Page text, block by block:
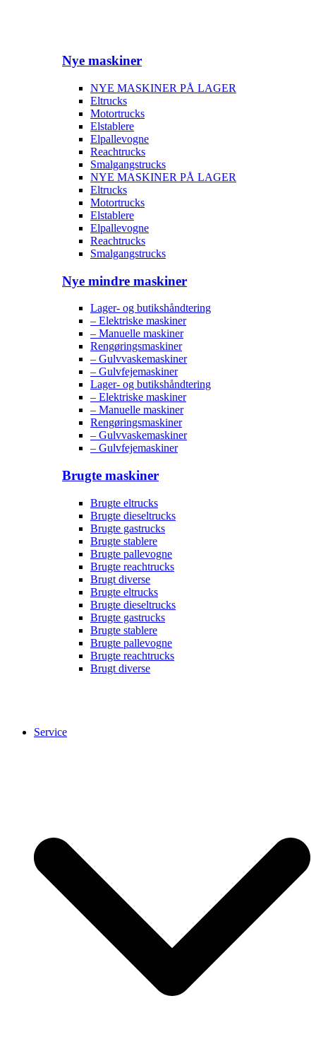
Nye maskiner
NYE MASKINER PÅ LAGER
Eltrucks
Motortrucks
Elstablere
Elpallevogne
Reachtrucks
Smalgangstrucks
NYE MASKINER PÅ LAGER
Eltrucks
Motortrucks
Elstablere
Elpallevogne
Reachtrucks
Smalgangstrucks
Nye mindre maskiner
Lager- og butikshåndtering
– Elektriske maskiner
– Manuelle maskiner
Rengøringsmaskiner
– Gulvvaskemaskiner
– Gulvfejemaskiner
Lager- og butikshåndtering
– Elektriske maskiner
– Manuelle maskiner
Rengøringsmaskiner
– Gulvvaskemaskiner
– Gulvfejemaskiner
Brugte maskiner
Brugte eltrucks
Brugte dieseltrucks
Brugte gastrucks
Brugte stablere
Brugte pallevogne
Brugte reachtrucks
Brugt diverse
Brugte eltrucks
Brugte dieseltrucks
Brugte gastrucks
Brugte stablere
Brugte pallevogne
Brugte reachtrucks
Brugt diverse
Service